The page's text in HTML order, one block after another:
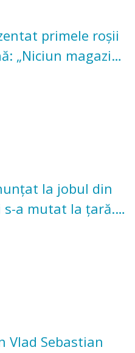
primele roșii
„Niciun magazin
satisfacție”
la jobul din
a mutat la țară.
în grădina
Vlad Sebastian